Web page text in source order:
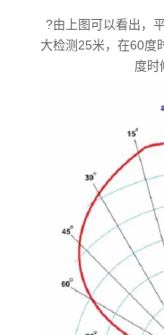
?由上图可以看出，
大检测25米，在60度
度时